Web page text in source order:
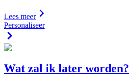
Lees meer
Personaliseer
Wat zal ik later worden?